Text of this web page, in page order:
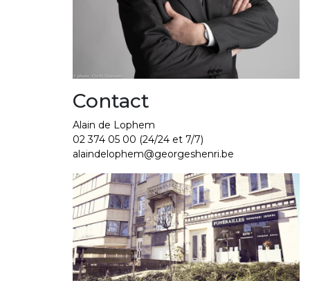
Contact
Alain de Lophem
02 374 05 00 (24/24 et 7/7)
alaindelophem@georgeshenri.be